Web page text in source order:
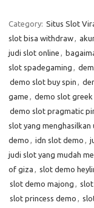
Category: Situs Slot
slot bisa withdraw,
judi slot online ,
slot spadegaming ,
demo slot buy spin ,
game , demo slot greek
demo slot pragmatic
slot yang menghasilkan
demo , idn slot demo ,
judi slot yang mudah
of giza , slot demo
slot demo majong ,
slot princess demo ,